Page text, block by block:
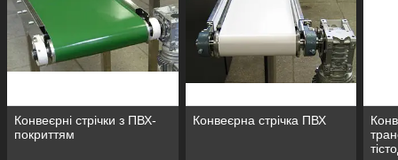
Конвеєрні стрічки з ПВХ-
покриттям
Конвеєрна стрічка ПВХ